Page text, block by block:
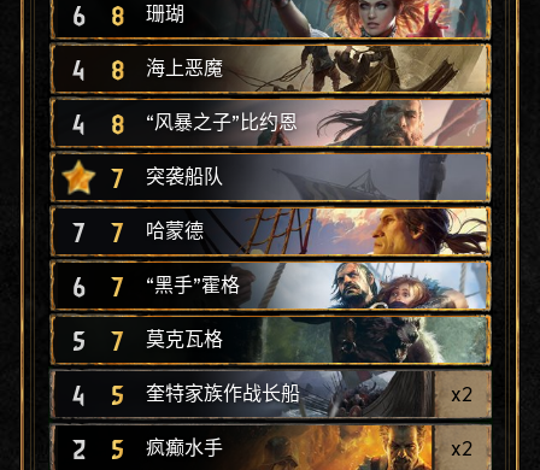
6 8 珊瑚
4 8 海上恶魔
4 8 “风暴之子”比约恩
7 突袭船队
7 7 哈蒙德
6 7 “黑手”霍格
5 7 莫克瓦格
4 5 奎特家族作战长船 x2
2 5 疯癫水手 x2